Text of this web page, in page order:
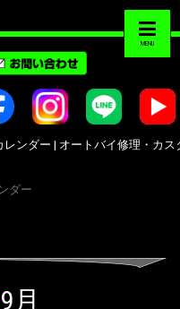
MENU
レンダー | オートバイ修理・カス
ダー
9月